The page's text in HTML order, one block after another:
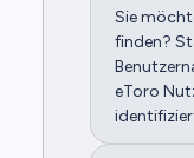
Sie
finden?
eToro